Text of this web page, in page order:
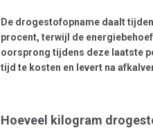
De drogestofopname daalt
procent, terwijl de
oorsprong tijdens deze laatste
tijd te kosten en levert na
Hoeveel kilogram